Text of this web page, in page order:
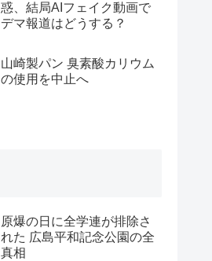
惑、結局AIフェイク動画で
デマ報道はどうする？
山崎製パン 臭素酸カリウム
の使用を中止へ
原爆の日に全学連が排除さ
れた 広島平和記念公園の全
真相